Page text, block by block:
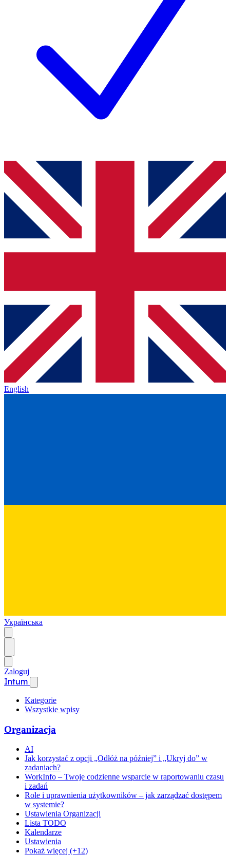
English
Українська
Zaloguj
Intum
Kategorie
Wszystkie wpisy
Organizacja
AI
Jak korzystać z opcji „Odłóż na później” i „Ukryj do” w
zadaniach?
WorkInfo – Twoje codzienne wsparcie w raportowaniu czasu
i zadań
Role i uprawnienia użytkowników – jak zarządzać dostępem
w systemie?
Ustawienia Organizacji
Lista TODO
Kalendarze
Ustawienia
Pokaż więcej (+12)